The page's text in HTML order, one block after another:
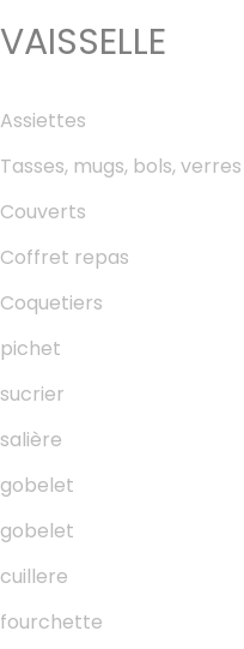
VAISSELLE
Assiettes
Tasses, mugs, bols, verres
Couverts
Coffret repas
Coquetiers
pichet
sucrier
salière
gobelet
gobelet
cuillere
fourchette